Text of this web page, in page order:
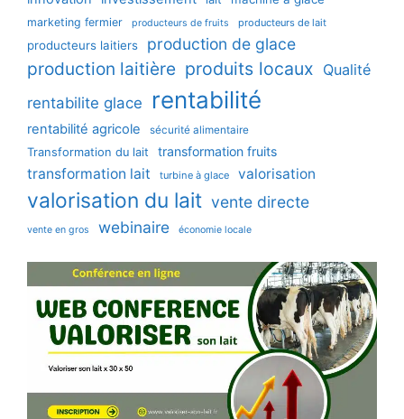
marketing fermier producteurs de fruits producteurs de lait
producteurs laitiers production de glace
production laitière produits locaux Qualité
rentabilite glace
rentabilité
rentabilité agricole sécurité alimentaire
Transformation du lait transformation fruits
transformation lait turbine à glace valorisation
valorisation du lait vente directe
vente en gros webinaire économie locale